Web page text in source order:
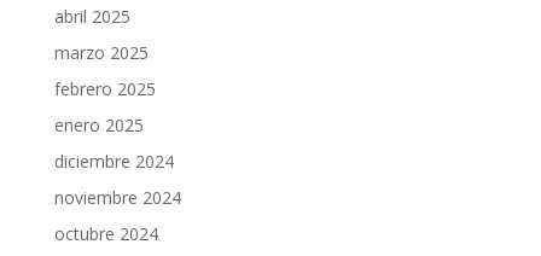
abril 2025
marzo 2025
febrero 2025
enero 2025
diciembre 2024
noviembre 2024
octubre 2024